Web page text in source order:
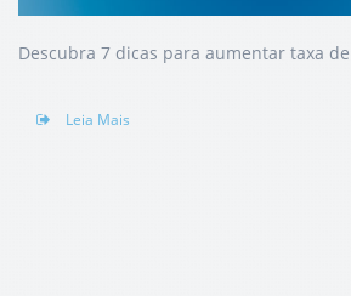
Descubra 7 dicas para aumentar taxa
Leia Mais